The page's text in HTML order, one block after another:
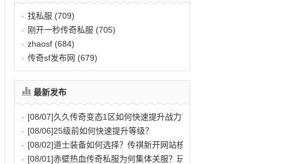
找私服 (709)
刚开一秒传奇私服 (705)
zhaosf (684)
传奇sf发布网 (679)
最新发布
[08/07]久久传奇变态1区如何快速提升战力？
[08/06]25级前如何快速提升等级？
[08/02]道士装备如何选择？传祺新开网站核心原则解析
[08/01]赤壁热血传奇私服为何集体关服？玩家如何应对？